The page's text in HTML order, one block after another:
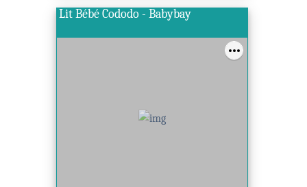
Lit Bébé Cododo - Babybay